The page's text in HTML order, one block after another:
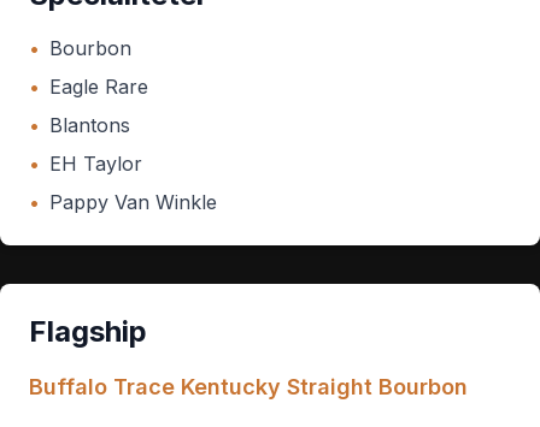
• Bourbon
• Eagle Rare
• Blantons
• EH Taylor
• Pappy Van Winkle
Flagship
Buffalo Trace Kentucky Straight Bourbon